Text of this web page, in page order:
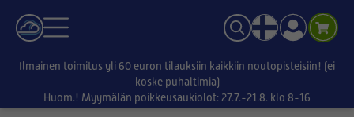
Ilmainen toimitus yli 60 euron tilauksiin kaikkiin noutopisteisiin! (ei
koske puhaltimia)
Huom.! Myymälän poikkeusaukiolot: 27.7.-21.8. klo 8-16